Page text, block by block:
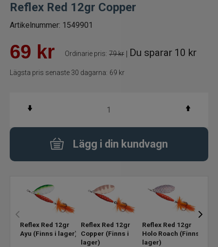
Betespaket
Handgjorda beten
Jiggar och Gummibeten
Vibrationsbeten Bladebaits
Gäddspinnare
Spinnare
Reflex Red 12gr Copper
Artikelnummer: 1549901
69 kr Ordinarie pris: 79 kr | Du sparar 10 kr
Lägsta pris senaste 30 dagarna: 69 kr
Lägg i din kundvagn
Reflex Red 12gr
Ayu (Finns i lager)
Reflex Red 12gr
Copper (Finns i
lager)
Reflex Red 12gr
Holo Roach (Finns i
lager)